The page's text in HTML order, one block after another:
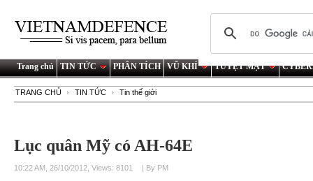
Trang chủ TIN TỨC PHÂN TÍCH VŨ KHÍ TUYỆT MẬT
TRANG CHỦ TIN TỨC Tin thế giới
Lục quân Mỹ có AH-64E
10:22 AM, 26/10/2012, Views: 8101 | By PM